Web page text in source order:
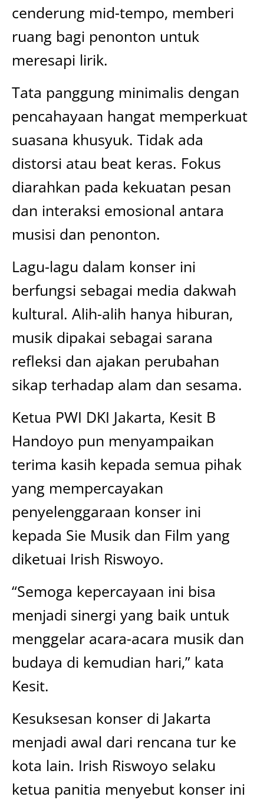
cenderung mid-tempo, memberi
ruang bagi penonton untuk
meresapi lirik.
Tata panggung minimalis dengan
pencahayaan hangat memperkuat
suasana khusyuk. Tidak ada
distorsi atau beat keras. Fokus
diarahkan pada kekuatan pesan
dan interaksi emosional antara
musisi dan penonton.
Lagu-lagu dalam konser ini
berfungsi sebagai media dakwah
kultural. Alih-alih hanya hiburan,
musik dipakai sebagai sarana
refleksi dan ajakan perubahan
sikap terhadap alam dan sesama.
Ketua PWI DKI Jakarta, Kesit B
Handoyo pun menyampaikan
terima kasih kepada semua pihak
yang mempercayakan
penyelenggaraan konser ini
kepada Sie Musik dan Film yang
diketuai Irish Riswoyo.
“Semoga kepercayaan ini bisa
menjadi sinergi yang baik untuk
menggelar acara-acara musik dan
budaya di kemudian hari,” kata
Kesit.
Kesuksesan konser di Jakarta
menjadi awal dari rencana tur ke
kota lain. Irish Riswoyo selaku
ketua panitia menyebut konser ini